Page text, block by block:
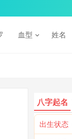
血型 姓名
八字起名
出生状态